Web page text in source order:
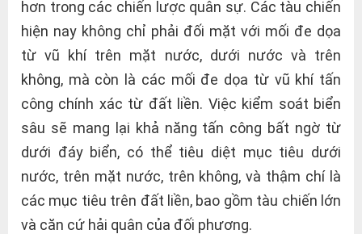
hơn trong các chiến lược quân sự. Các tàu chiến
hiện nay không chỉ phải đối mặt với mối đe dọa
từ vũ khí trên mặt nước, dưới nước và trên
không, mà còn là các mối đe dọa từ vũ khí tấn
công chính xác từ đất liền. Việc kiểm soát biển
sâu sẽ mang lại khả năng tấn công bất ngờ từ
dưới đáy biển, có thể tiêu diệt mục tiêu dưới
nước, trên mặt nước, trên không, và thậm chí là
các mục tiêu trên đất liền, bao gồm tàu chiến lớn
và căn cứ hải quân của đối phương.